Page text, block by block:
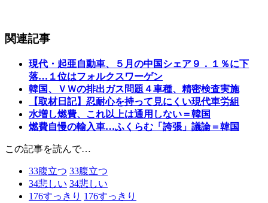
関連記事
現代・起亜自動車、５月の中国シェア９．１％に下
落…１位はフォルクスワーゲン
韓国、ＶＷの排出ガス問題４車種、精密検査実施
【取材日記】忍耐心を持って見にくい現代車労組
水増し燃費、これ以上は通用しない＝韓国
燃費自慢の輸入車…ふくらむ「誇張」議論＝韓国
この記事を読んで…
33腹立つ 33腹立つ
34悲しい 34悲しい
176すっきり 176すっきり